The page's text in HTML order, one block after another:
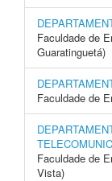
Faculdade de
Guaratinguetá)
Faculdade de
Faculdade de
Vista)